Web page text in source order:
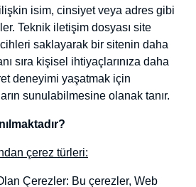
(browser) gönderdiği küçük metin
sitesini yöneten sunucular tarafından
aynı siteyi ziyaret ettiğinde
internet sitesi sahiplerine aynı
ettiğini gösteren kimlik kartlarına
dosyası site hakkında durum ve
uygun ve hızlı bir ziyaret deneyimi